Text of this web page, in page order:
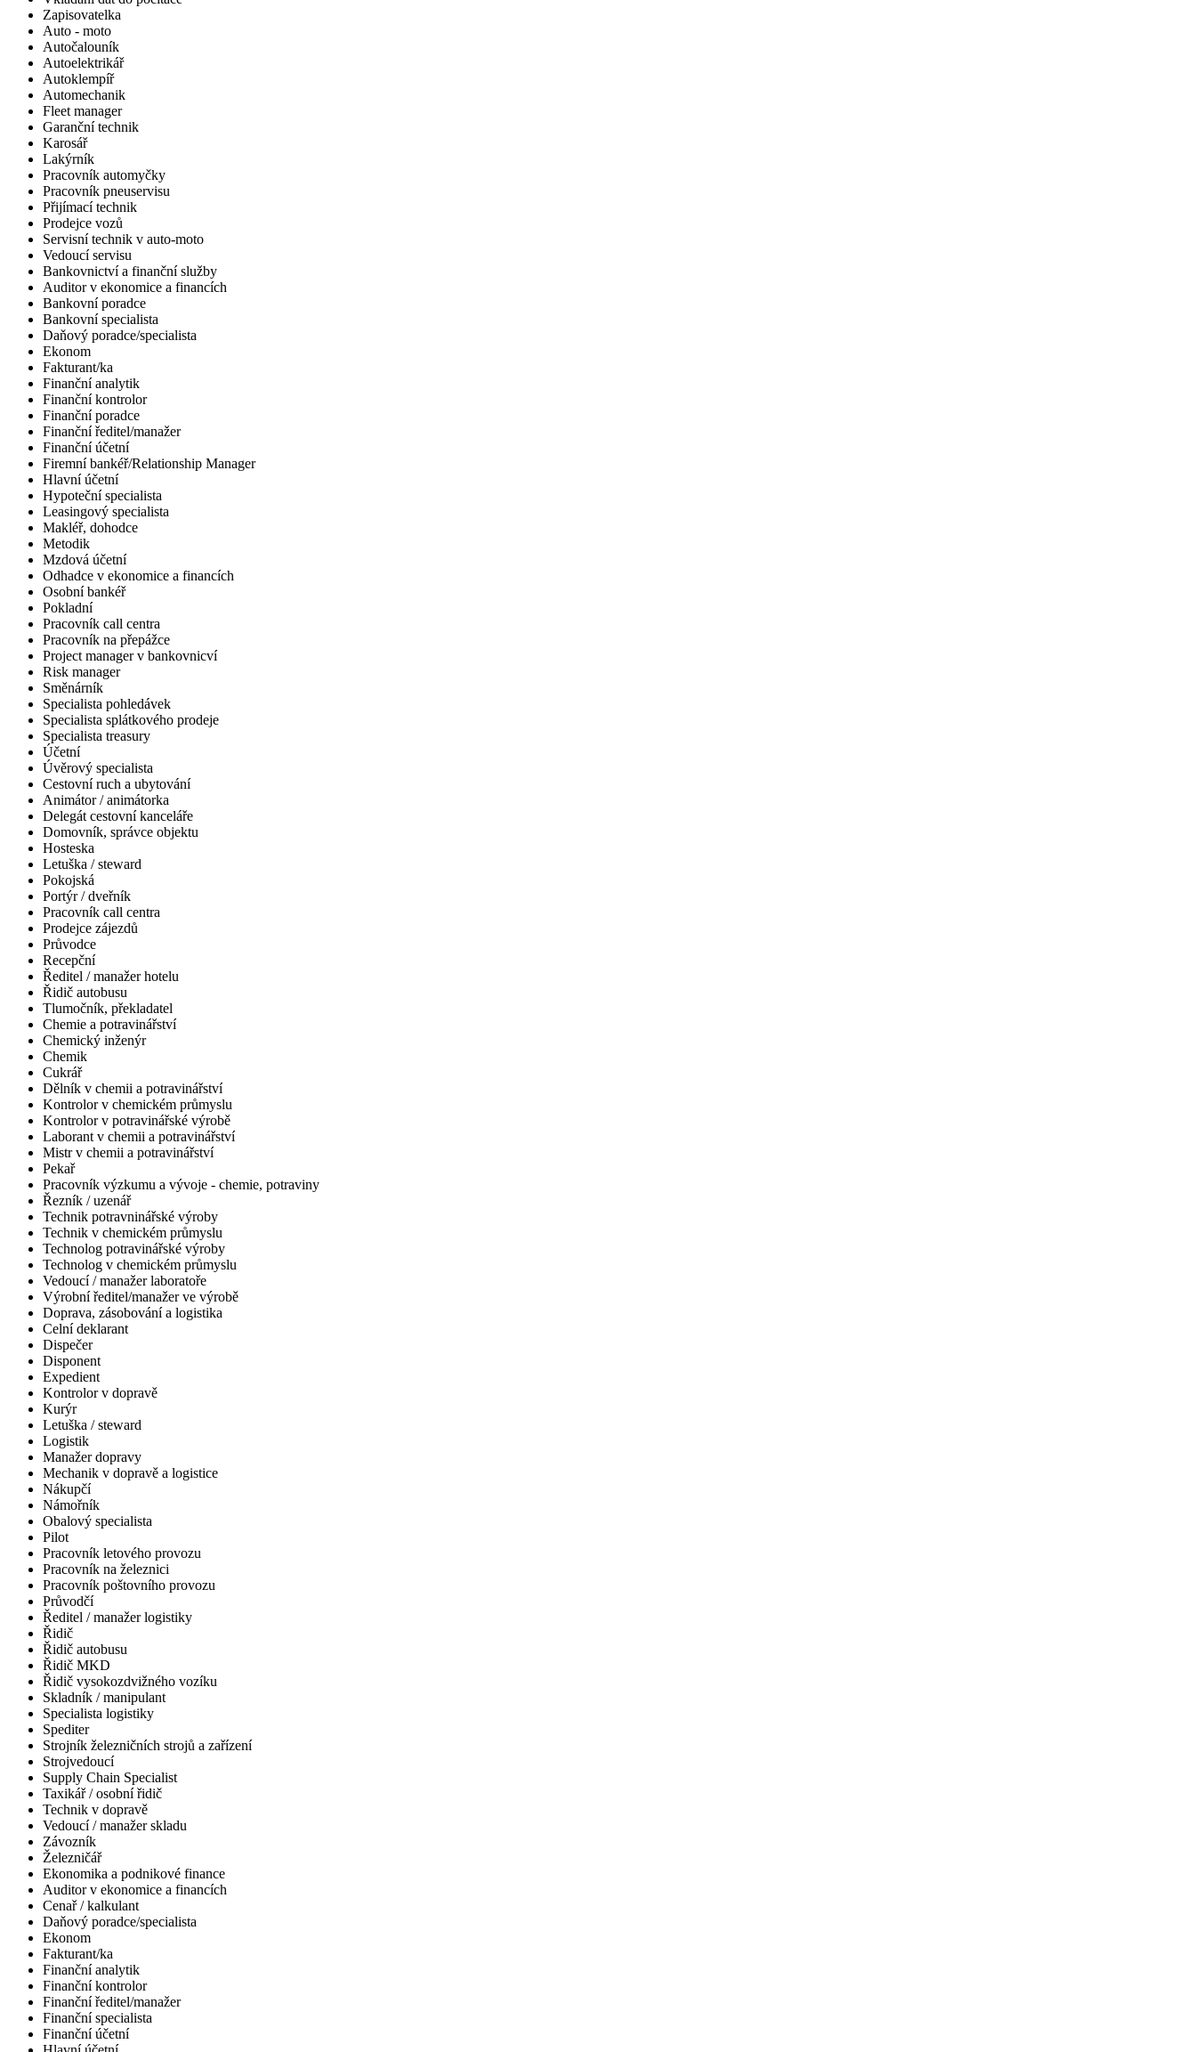
Zapisovatelka
Auto - moto
Autočalouník
Autoelektrikář
Autoklempíř
Automechanik
Fleet manager
Garanční technik
Karosář
Lakýrník
Pracovník automyčky
Pracovník pneuservisu
Přijímací technik
Prodejce vozů
Servisní technik v auto-moto
Vedoucí servisu
Bankovnictví a finanční služby
Auditor v ekonomice a financích
Bankovní poradce
Bankovní specialista
Daňový poradce/specialista
Ekonom
Fakturant/ka
Finanční analytik
Finanční kontrolor
Finanční poradce
Finanční ředitel/manažer
Finanční účetní
Firemní bankéř/Relationship Manager
Hlavní účetní
Hypoteční specialista
Leasingový specialista
Makléř, dohodce
Metodik
Mzdová účetní
Odhadce v ekonomice a financích
Osobní bankéř
Pokladní
Pracovník call centra
Pracovník na přepážce
Project manager v bankovnicví
Risk manager
Směnárník
Specialista pohledávek
Specialista splátkového prodeje
Specialista treasury
Účetní
Úvěrový specialista
Cestovní ruch a ubytování
Animátor / animátorka
Delegát cestovní kanceláře
Domovník, správce objektu
Hosteska
Letuška / steward
Pokojská
Portýr / dveřník
Pracovník call centra
Prodejce zájezdů
Průvodce
Recepční
Ředitel / manažer hotelu
Řidič autobusu
Tlumočník, překladatel
Chemie a potravinářství
Chemický inženýr
Chemik
Cukrář
Dělník v chemii a potravinářství
Kontrolor v chemickém průmyslu
Kontrolor v potravinářské výrobě
Laborant v chemii a potravinářství
Mistr v chemii a potravinářství
Pekař
Pracovník výzkumu a vývoje - chemie, potraviny
Řezník / uzenář
Technik potravninářské výroby
Technik v chemickém průmyslu
Technolog potravinářské výroby
Technolog v chemickém průmyslu
Vedoucí / manažer laboratoře
Výrobní ředitel/manažer ve výrobě
Doprava, zásobování a logistika
Celní deklarant
Dispečer
Disponent
Expedient
Kontrolor v dopravě
Kurýr
Letuška / steward
Logistik
Manažer dopravy
Mechanik v dopravě a logistice
Nákupčí
Námořník
Obalový specialista
Pilot
Pracovník letového provozu
Pracovník na železnici
Pracovník poštovního provozu
Průvodčí
Ředitel / manažer logistiky
Řidič
Řidič autobusu
Řidič MKD
Řidič vysokozdvižného vozíku
Skladník / manipulant
Specialista logistiky
Spediter
Strojník železničních strojů a zařízení
Strojvedoucí
Supply Chain Specialist
Taxikář / osobní řidič
Technik v dopravě
Vedoucí / manažer skladu
Závozník
Železničář
Ekonomika a podnikové finance
Auditor v ekonomice a financích
Cenař / kalkulant
Daňový poradce/specialista
Ekonom
Fakturant/ka
Finanční analytik
Finanční kontrolor
Finanční ředitel/manažer
Finanční specialista
Finanční účetní